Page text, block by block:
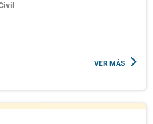
VER MÁS